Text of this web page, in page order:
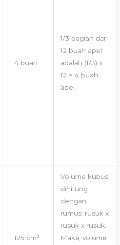
4 buah
1/3 bagian dari
12 buah apel
adalah (1/3) x
12 = 4 buah
apel.
125 cm3
Volume kubus
dihitung
dengan
rumus: rusuk x
rusuk x rusuk.
Maka, volume